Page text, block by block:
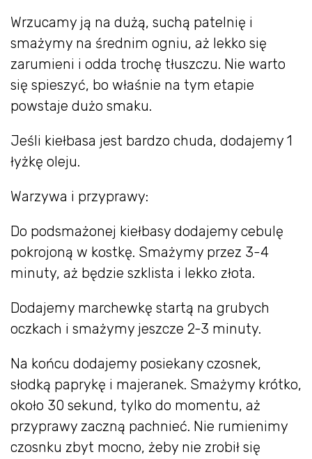
Wrzucamy ją na dużą, suchą patelnię i
smażymy na średnim ogniu, aż lekko się
zarumieni i odda trochę tłuszczu. Nie warto
się spieszyć, bo właśnie na tym etapie
powstaje dużo smaku.
Jeśli kiełbasa jest bardzo chuda, dodajemy 1
łyżkę oleju.
Warzywa i przyprawy:
Do podsmażonej kiełbasy dodajemy cebulę
pokrojoną w kostkę. Smażymy przez 3-4
minuty, aż będzie szklista i lekko złota.
Dodajemy marchewkę startą na grubych
oczkach i smażymy jeszcze 2-3 minuty.
Na końcu dodajemy posiekany czosnek,
słodką paprykę i majeranek. Smażymy krótko,
około 30 sekund, tylko do momentu, aż
przyprawy zaczną pachnieć. Nie rumienimy
czosnku zbyt mocno, żeby nie zrobił się